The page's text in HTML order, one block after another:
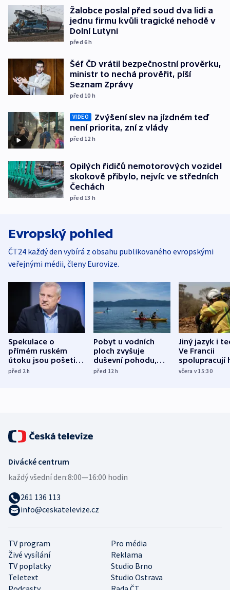
Žalobce poslal před soud dva lidi a
jednu firmu kvůli tragické nehodě v
Dolní Lutyni
před 6h
Šéf ČD vrátil bezpečnostní prověrku,
ministr to nechá prověřit, píší
Seznam Zprávy
před 10 h
VIDEO
Zvýšení slev na jízdném teď
není priorita, zní z vlády
před 12 h
Opilých řidičů nemotorových vozidel
skokově přibylo, nejvíc ve středních
Čechách
před 13 h
Evropský pohled
ČT24 každý den vybírá z obsahu publikovaného evropskými
veřejnými médii, členy Eurovize.
Spekulace o
přímém ruském
útoku jsou pošetilé,
míní estonský
před 2h
Pobyt u vodních
ploch zvyšuje
duševní pohodu,
ukázala
před 12h
Jiný jazyk i
Ve Francii
spolupracují
různých zemí
včera v 15:30
TV program
Pro média
Živé vysílání
Reklama
TV poplatky
Studio Brno
Teletext
Studio Ostrava
Divácké centrum
každý všední den:8:00—16:00 hodin
261 136 113
info@ceskatelevize.cz